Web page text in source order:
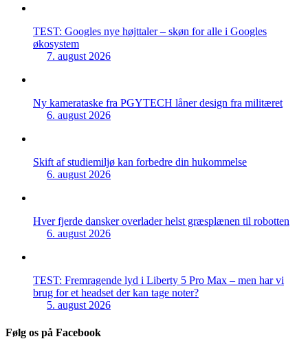
TEST: Googles nye højttaler – skøn for alle i Googles
økosystem
7. august 2026
Ny kamerataske fra PGYTECH låner design fra militæret
6. august 2026
Skift af studiemiljø kan forbedre din hukommelse
6. august 2026
Hver fjerde dansker overlader helst græsplænen til robotten
6. august 2026
TEST: Fremragende lyd i Liberty 5 Pro Max – men har vi
brug for et headset der kan tage noter?
5. august 2026
Følg os på Facebook